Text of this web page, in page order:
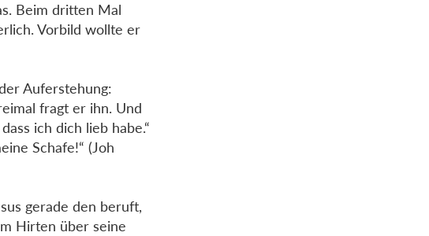
Beim dritten Mal
Vorbild wollte er
Auferstehung:
fragt er ihn. Und
ich dich lieb habe.“
Schafe!“ (Joh
gerade den beruft,
Hirten über seine